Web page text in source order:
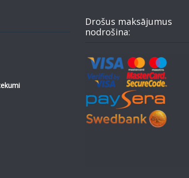
Drošus maksājumus
nodrošina: